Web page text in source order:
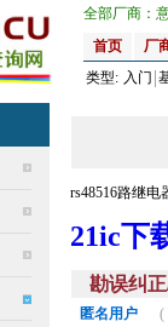
全部厂商：
首页
厂
类型: 入门
rs48516路继电
21ic下
勘误纠
匿名用户
(